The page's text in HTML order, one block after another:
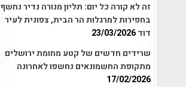
זה לא קורה כל יום: תליון מנורה נדיר נחשף
בחפירות למרגלות הר הבית, צפונית לעיר
דוד23/03/2026
שרידים חדשים של קטע מחומת ירושלים
מתקופת החשמונאים נחשפו לאחרונה
17/02/2026